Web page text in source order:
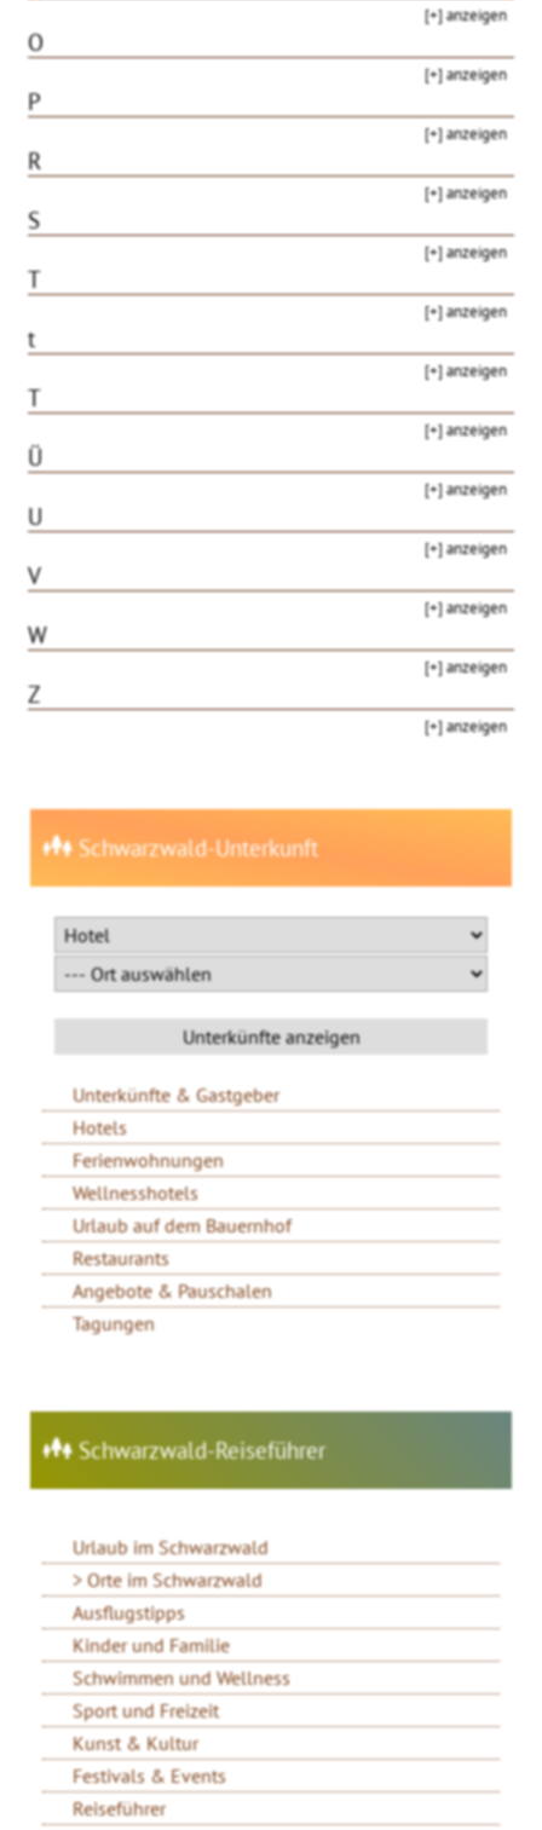
[+] anzeigen
O
[+] anzeigen
P
[+] anzeigen
R
[+] anzeigen
S
[+] anzeigen
T
[+] anzeigen
t
[+] anzeigen
T
[+] anzeigen
Ü
[+] anzeigen
U
[+] anzeigen
V
[+] anzeigen
W
[+] anzeigen
Z
[+] anzeigen
Schwarzwald-Unterkunft
Unterkünfte & Gastgeber
Hotels
Ferienwohnungen
Wellnesshotels
Urlaub auf dem Bauernhof
Restaurants
Angebote & Pauschalen
Tagungen
Schwarzwald-Reiseführer
Urlaub im Schwarzwald
Orte im Schwarzwald
Ausflugstipps
Kinder und Familie
Schwimmen und Wellness
Sport und Freizeit
Kunst & Kultur
Festivals & Events
Reiseführer